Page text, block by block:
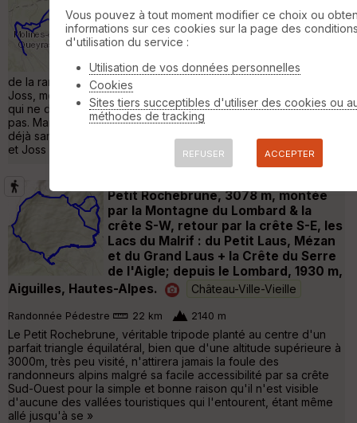
envers et contre tous
Molines-en-
Queyras
Ski de rando
Ce fut houleux hier au soir pour choisir le but
de la rando du jour. Olivier et Yves partisant d'une face nord,
Joss, moi, la gardienne pour la Gardiole, face sud avec fraîche
qui ne durerait pas longtemps. Ce matin encore on ne savait
pas. Mais je suis sur que ce fut le bon choix. Au retour le bas
déjà sans neige. Yves a redescendu sa voiture au gîte ce matin,
et Joss l'a suivi au retour. Du »
Petit Rochebrune, 3078 m, montée
par la Montagne du Lombard & la
crête S-W, retour par la crête S-E, les
Lacs du Malrif : du Petit Laus, Mézan
et du Grand Laus + la Crête du Serre
de l'Aigle; depuis le Lombard, 1930 m,
Aiguilles, Hautes-Alpes.
Château-Ville-Vieille
Randonnée Pédestre 22 km 2140 m
Le Petit Rochebrune, véritable tripode planté au centre d'un
parfait triangle équilatéral, bien que d'une altitude supérieure à
3000m, très peu visité, n'attirera jamais la foule des
randonneurs alpins malgré sa facile accessibilité par sa crête
Sud-Ouest pour la simple et bonne raison qu'il n'est visible
d'aucune des vallées touristiques qui l'entourent, étant même
allé jusqu'à se »
Vous pouvez à tout moment modifier ce choix ou
informations sur ces cookies sur la page des
d'utilisation du service :
Utilisation de vos données personnelles
Cookies
Sites tiers succeptibles d'utiliser des cookies ou
méthodes de tracking
REFUSER ACCEPTER